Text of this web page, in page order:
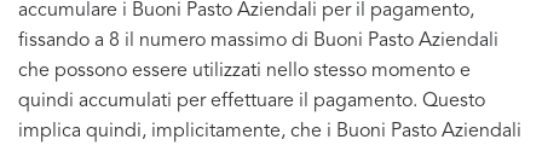
accumulare i Buoni Pasto Aziendali per il pagamento,
fissando a 8 il numero massimo di Buoni Pasto Aziendali
che possono essere utilizzati nello stesso momento e
quindi accumulati per effettuare il pagamento. Questo
implica quindi, implicitamente, che i Buoni Pasto Aziendali